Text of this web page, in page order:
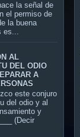
la señal de
el permiso de
la buena
es...
AL
DEL ODIO
A
este conjuro
del odio y al
y
(Decir